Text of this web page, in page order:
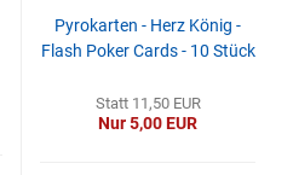
Pyrokarten - Herz König -
Flash Poker Cards - 10 Stück
Statt 11,50 EUR
Nur 5,00 EUR